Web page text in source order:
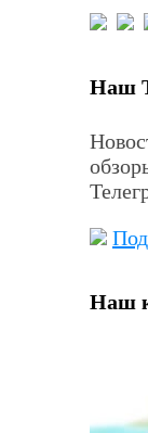
Наш
Наш